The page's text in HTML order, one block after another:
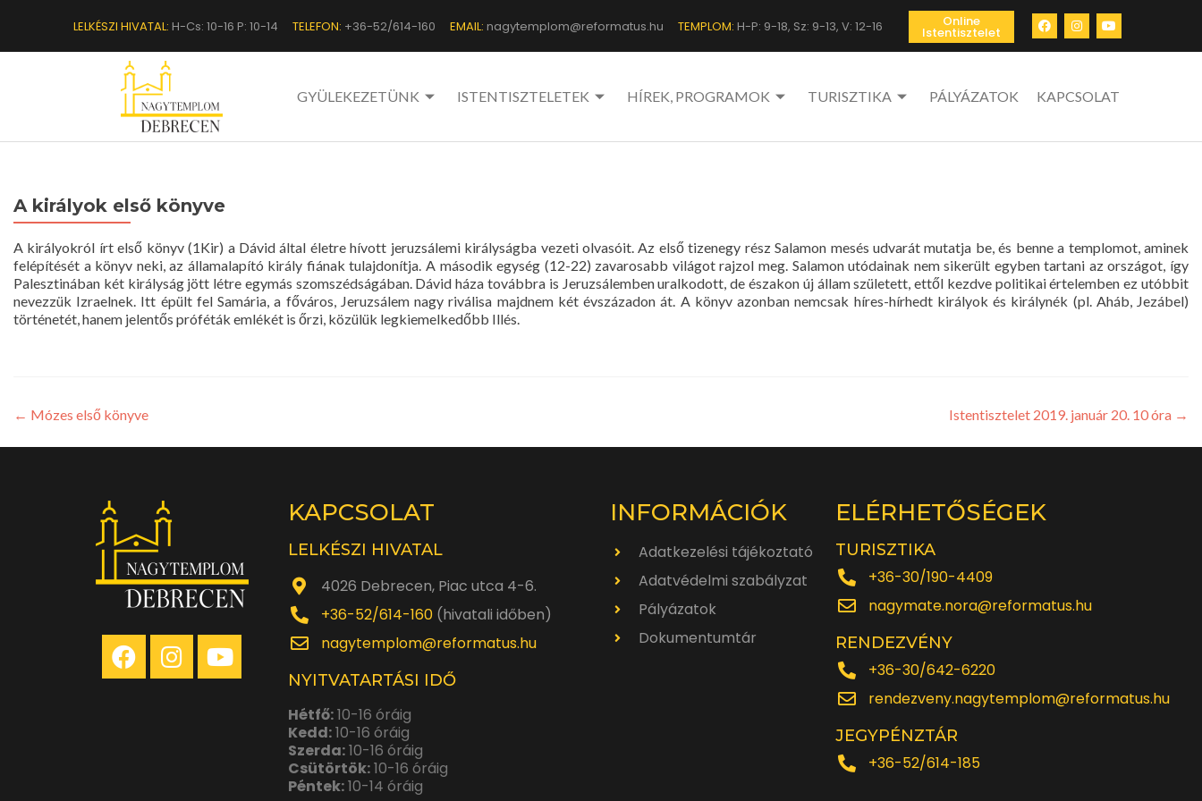
LELKÉSZI HIVATAL: H-Cs: 10-16 P: 10-14 TELEFON: +36-52/614-160 EMAIL: nagytemplom@reformatus.hu TEMPLOM: H-P: 9-18, Sz: 9-13, V: 12-16 Online
Istentisztelet
GYÜLEKEZETÜNK ISTENTISZTELETEK HÍREK, PROGRAMOK TURISZTIKA PÁLYÁZATOK KAPCSOLAT
A királyok első könyve
A királyokról írt első könyv (1Kir) a Dávid által életre hívott jeruzsálemi királyságba vezeti olvasóit. Az első tizenegy rész Salamon mesés udvarát mutatja be, és benne a templomot, aminek
felépítését a könyv neki, az államalapító király fiának tulajdonítja. A második egység (12-22) zavarosabb világot rajzol meg. Salamon utódainak nem sikerült egyben tartani az országot, így
Palesztinában két királyság jött létre egymás szomszédságában. Dávid háza továbbra is Jeruzsálemben uralkodott, de északon új állam született, ettől kezdve politikai értelemben ez utóbbit
nevezzük Izraelnek. Itt épült fel Samária, a főváros, Jeruzsálem nagy riválisa majdnem két évszázadon át. A könyv azonban nemcsak híres-hírhedt királyok és királynék (pl. Aháb, Jezábel)
történetét, hanem jelentős próféták emlékét is őrzi, közülük legkiemelkedőbb Illés.
← Mózes első könyve Istentisztelet 2019. január 20. 10 óra →
KAPCSOLAT
LELKÉSZI HIVATAL
4026 Debrecen, Piac utca 4-6.
+36-52/614-160 (hivatali időben)
nagytemplom@reformatus.hu
NYITVATARTÁSI IDŐ
Hétfő:10-16 óráig
Kedd:10-16 óráig
Szerda:10-16 óráig
Csütörtök:10-16 óráig
Péntek:10-14 óráig
INFORMÁCIÓK
Adatkezelési tájékoztató
Adatvédelmi szabályzat
Pályázatok
Dokumentumtár
ELÉRHETŐSÉGEK
TURISZTIKA
+36-30/190-4409
nagymate.nora@reformatus.hu
RENDEZVÉNY
+36-30/642-6220
rendezveny.nagytemplom@reformatus.hu
JEGYPÉNZTÁR
+36-52/614-185